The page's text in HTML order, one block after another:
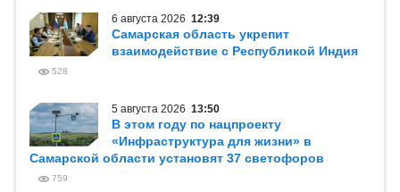
6 августа 2026 12:39
Самарская область укрепит
взаимодействие с Республикой Индия
528
5 августа 2026 13:50
В этом году по нацпроекту
«Инфраструктура для жизни» в
Самарской области установят 37 светофоров
759